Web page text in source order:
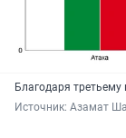
Благодаря третьему
Источник: Азамат